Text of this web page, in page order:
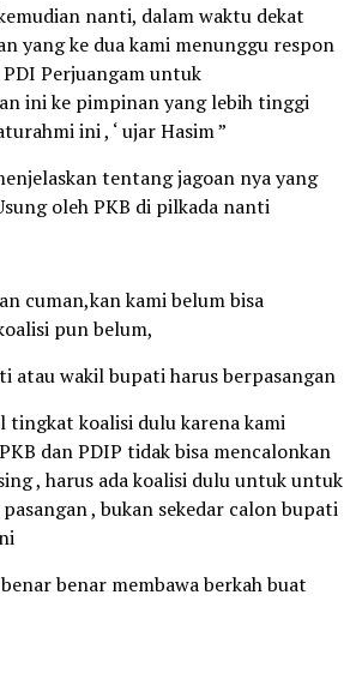
nanti, dalam waktu dekat
yang ke dua kami menunggu respon
Perjuangam untuk
ini ke pimpinan yang lebih tinggi
ini , ‘ ujar Hasim ”
tentang jagoan nya yang
oleh PKB di pilkada nanti
cuman,kan kami belum bisa
pun belum,
atau wakil bupati harus berpasangan
tingkat koalisi dulu karena kami
dan PDIP tidak bisa mencalonkan
, harus ada koalisi dulu untuk untuk
, bukan sekedar calon bupati
benar membawa berkah buat